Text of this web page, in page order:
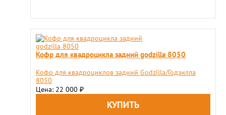
Кофр для квадроцикла задний godzilla 8050
Кофр для квадроциклов задний Godzilla/Годзилла
8050
Цена: 22 000 ₽